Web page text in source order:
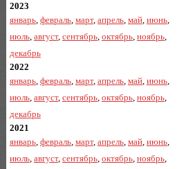
2023
январь, февраль, март, апрель, май, июнь,
июль, август, сентябрь, октябрь, ноябрь,
декабрь
2022
январь, февраль, март, апрель, май, июнь,
июль, август, сентябрь, октябрь, ноябрь,
декабрь
2021
январь, февраль, март, апрель, май, июнь,
июль, август, сентябрь, октябрь, ноябрь,